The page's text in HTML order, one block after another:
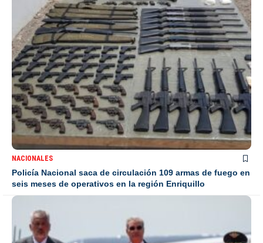
NACIONALES
Policía Nacional saca de circulación 109 armas de fuego en
seis meses de operativos en la región Enriquillo